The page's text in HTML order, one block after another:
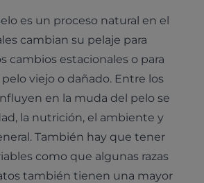
es un proceso natural en el
cambian su pelaje para
cambios estacionales o para
viejo o dañado. Entre los
en la muda del pelo se
la nutrición, el ambiente y
También hay que tener
como que algunas razas
también tienen una mayor